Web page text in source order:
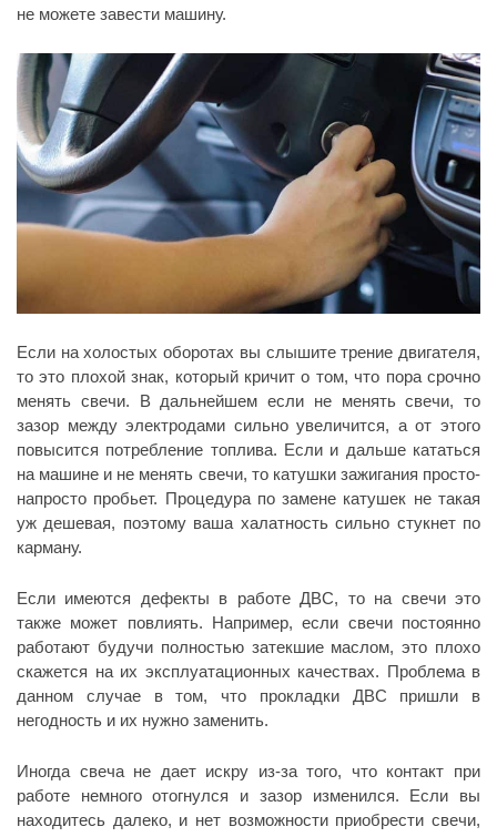
не можете завести машину.
Если на холостых оборотах вы слышите трение двигателя,
то это плохой знак, который кричит о том, что пора срочно
менять свечи. В дальнейшем если не менять свечи, то
зазор между электродами сильно увеличится, а от этого
повысится потребление топлива. Если и дальше кататься
на машине и не менять свечи, то катушки зажигания просто-
напросто пробьет. Процедура по замене катушек не такая
уж дешевая, поэтому ваша халатность сильно стукнет по
карману.
Если имеются дефекты в работе ДВС, то на свечи это
также может повлиять. Например, если свечи постоянно
работают будучи полностью затекшие маслом, это плохо
скажется на их эксплуатационных качествах. Проблема в
данном случае в том, что прокладки ДВС пришли в
негодность и их нужно заменить.
Иногда свеча не дает искру из-за того, что контакт при
работе немного отогнулся и зазор изменился. Если вы
находитесь далеко, и нет возможности приобрести свечи,